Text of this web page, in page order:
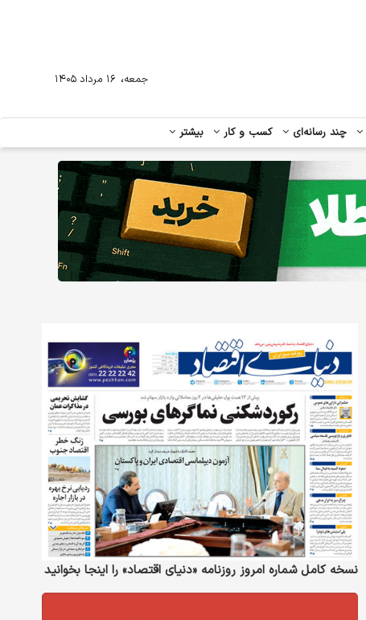
چند رسانه‌ای کسب و کار بیشتر
جمعه، ۱۶ مرداد ۱۴۰۵
نسخه کامل شماره امروز روزنامه «دنیای‌ اقتصاد» را اینجا بخوانید